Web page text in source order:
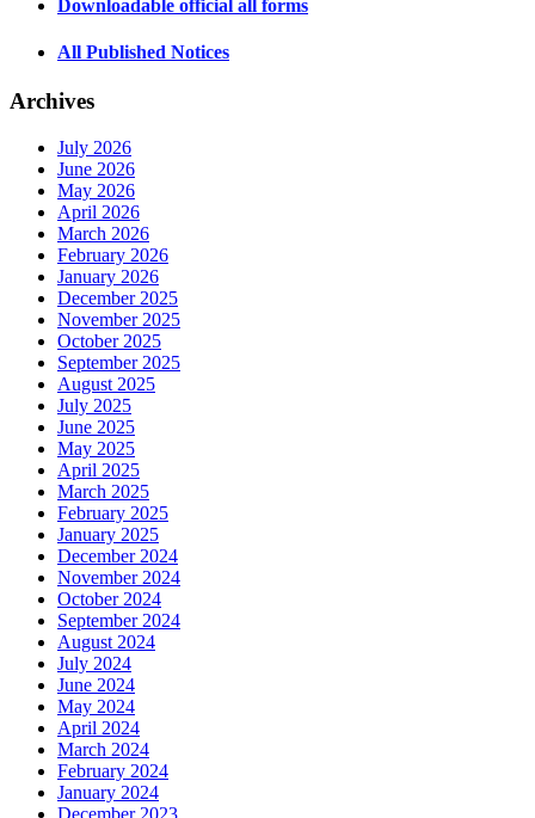
Downloadable official all forms
All Published Notices
Archives
July 2026
June 2026
May 2026
April 2026
March 2026
February 2026
January 2026
December 2025
November 2025
October 2025
September 2025
August 2025
July 2025
June 2025
May 2025
April 2025
March 2025
February 2025
January 2025
December 2024
November 2024
October 2024
September 2024
August 2024
July 2024
June 2024
May 2024
April 2024
March 2024
February 2024
January 2024
December 2023